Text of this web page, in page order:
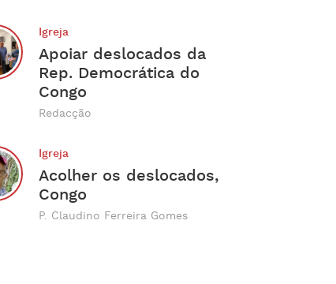
Igreja
Apoiar deslocados da
Rep. Democrática do
Congo
Redacção
Igreja
Acolher os deslocados,
Congo
P. Claudino Ferreira Gomes